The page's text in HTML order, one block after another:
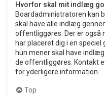
Hvorfor skal mit indlæg
Boardadministratoren kan
skal have alle indlæg
offentliggøres. Der er også
har placeret dig i en
hun mener skal have
de offentliggøres. Kontakt
for yderligere information.
Top